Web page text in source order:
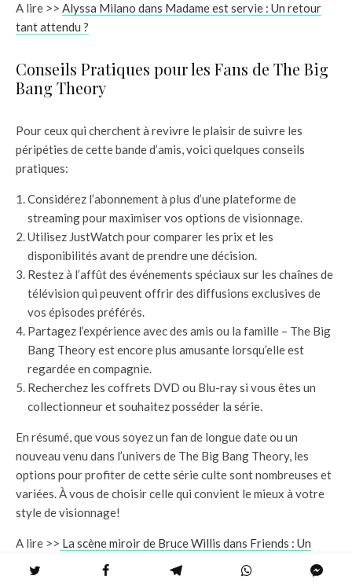
A lire >> Alyssa Milano dans Madame est servie : Un retour
tant attendu ?
Conseils Pratiques pour les Fans de The Big
Bang Theory
Pour ceux qui cherchent à revivre le plaisir de suivre les
péripéties de cette bande d’amis, voici quelques conseils
pratiques:
Considérez l’abonnement à plus d’une plateforme de
streaming pour maximiser vos options de visionnage.
Utilisez JustWatch pour comparer les prix et les
disponibilités avant de prendre une décision.
Restez à l’affût des événements spéciaux sur les chaînes de
télévision qui peuvent offrir des diffusions exclusives de
vos épisodes préférés.
Partagez l’expérience avec des amis ou la famille – The Big
Bang Theory est encore plus amusante lorsqu’elle est
regardée en compagnie.
Recherchez les coffrets DVD ou Blu-ray si vous êtes un
collectionneur et souhaitez posséder la série.
En résumé, que vous soyez un fan de longue date ou un
nouveau venu dans l’univers de The Big Bang Theory, les
options pour profiter de cette série culte sont nombreuses et
variées. À vous de choisir celle qui convient le mieux à votre
style de visionnage!
A lire >> La scène miroir de Bruce Willis dans Friends : Un
moment culte de la télévision ou comment Bruce Willis a-t-il
marqué la série Friends avec sa scène miroir ?